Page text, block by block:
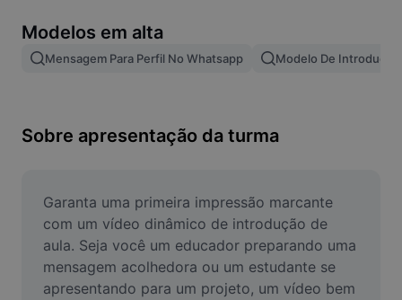
Mesclar imagens
Redimensionar Imagem
Criador de Memes
AI Text Remover
AI People Remover
Modelos em alta
Mensagem Para Perfil No Whatsapp Modelo De Introdução
Sobre apresentação da turma
Garanta uma primeira impressão marcante
com um vídeo dinâmico de introdução de
aula. Seja você um educador preparando uma
mensagem acolhedora ou um estudante se
apresentando para um projeto, um vídeo bem